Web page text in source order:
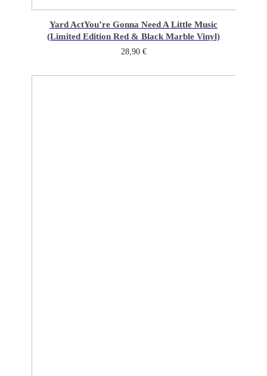
Yard ActYou’re Gonna Need A Little Music
(Limited Edition Red & Black Marble Vinyl)
28,90 €